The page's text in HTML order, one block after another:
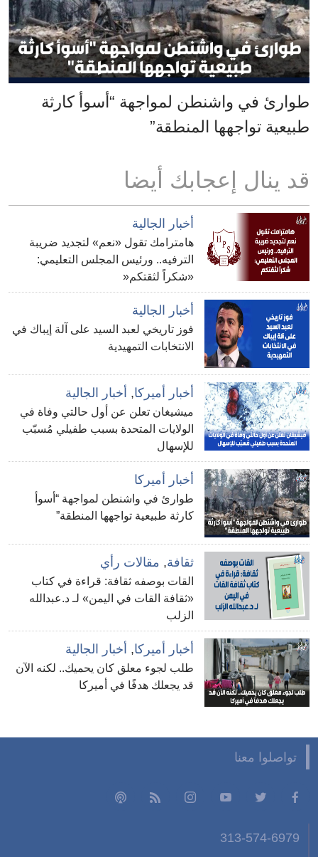
طوارئ في واشنطن لمواجهة “أسوأ كارثة
طبيعية تواجهها المنطقة”
قد ينال إعجابك أيضا
أخبار الجالية
هامترامك تقول «نعم» لتجديد ضريبة
الترفيه.. ورئيس المجلس التعليمي:
«شكراً لثقتكم«
أخبار الجالية
فوز تاريخي لعبد السيد على آلة إيباك في
الانتخابات التمهيدية
أخبار أميركا, أخبار الجالية
ميشيغان تعلن عن أول حالتي وفاة في
الولايات المتحدة بسبب طفيلي مُسبّب
للإسهال
أخبار أميركا
طوارئ في واشنطن لمواجهة “أسوأ
كارثة طبيعية تواجهها المنطقة”
ثقافة, مقالات رأي
القات بوصفه ثقافة: قراءة في كتاب
«ثقافة القات في اليمن» لـ د.عبدالله
الزلب
أخبار أميركا, أخبار الجالية
طلب لجوء معلق كان يحميك.. لكنه الآن
قد يجعلك هدفًا في أميركا
تواصلوا معنا
313-574-6979